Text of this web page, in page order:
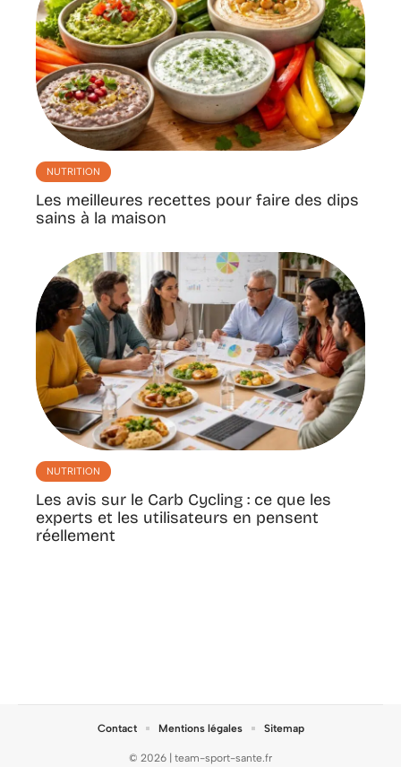
NUTRITION
Les meilleures recettes pour faire des dips
sains à la maison
NUTRITION
Les avis sur le Carb Cycling : ce que les
experts et les utilisateurs en pensent
réellement
© 2026 | team-sport-sante.fr
Contact Mentions légales Sitemap